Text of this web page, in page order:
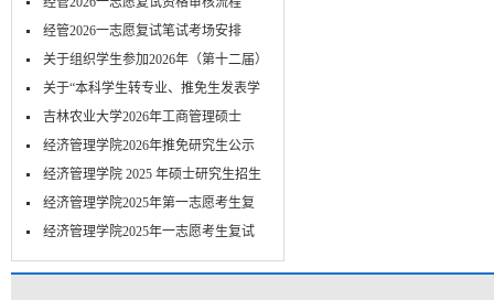
经管2026一志愿复试笔试考场安排
关于组织学生参加2026年（第十二届）
MPA...
关于“本科学生转专业、推免生发表学
术...
吉林农业大学2026年工商管理硕士
（MBA）...
经济管理学院2026年推免研究生公示
经济管理学院 2025 年硕士研究生招生
考...
经济管理学院2025年第一志愿考生复
试-笔...
​经济管理学院2025年一志愿考生复试
面...